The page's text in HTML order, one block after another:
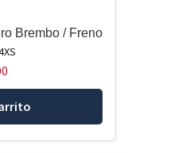
Brembo / Freno